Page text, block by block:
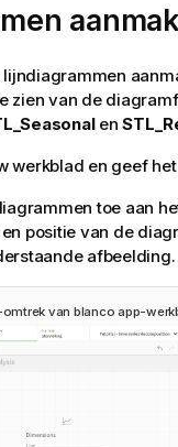
lijndiagrammen
zien van de
en
werkblad en geef
toe aan
positie van de
afbeelding.
van blanco app-